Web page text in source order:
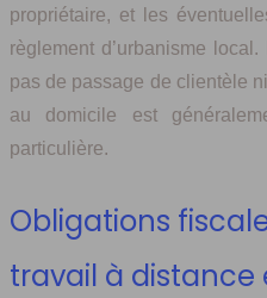
propriétaire, et les
règlement d’urbanisme
pas de passage de clientèle
au domicile est
particulière.
Obligations
travail à